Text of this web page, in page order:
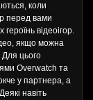
коли
перед вами
відеоігор.
якщо можна
Для цього
Overwatch та
у партнера, а
навіть